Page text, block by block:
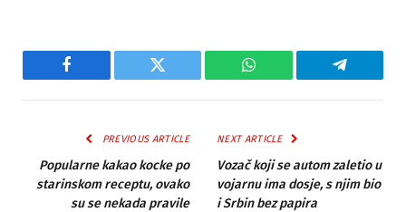
Facebook Twitter WhatsApp Telegram
PREVIOUS ARTICLE
Popularne kakao kocke po
starinskom receptu, ovako
su se nekada pravile
NEXT ARTICLE
Vozač koji se autom zaletio u
vojarnu ima dosje, s njim bio
i Srbin bez papira